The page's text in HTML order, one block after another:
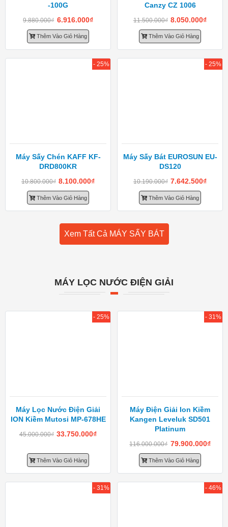
-100G
9.880.000₫ 6.916.000₫
Thêm Vào Giỏ Hàng
Canzy CZ 1006
11.500.000₫ 8.050.000₫
Thêm Vào Giỏ Hàng
Máy Sấy Chén KAFF KF-
DRD800KR
10.800.000₫ 8.100.000₫
Thêm Vào Giỏ Hàng
- 25%
Máy Sấy Bát EUROSUN EU-
DS120
10.190.000₫ 7.642.500₫
Thêm Vào Giỏ Hàng
- 25%
Xem Tất Cả MÁY SẤY BÁT
MÁY LỌC NƯỚC ĐIỆN GIẢI
Máy Lọc Nước Điện Giải
ION Kiềm Mutosi MP-678HE
45.000.000₫ 33.750.000₫
Thêm Vào Giỏ Hàng
- 25%
Máy Điện Giải Ion Kiềm
Kangen Leveluk SD501
Platinum
116.000.000₫ 79.900.000₫
Thêm Vào Giỏ Hàng
- 31%
- 31% - 46%